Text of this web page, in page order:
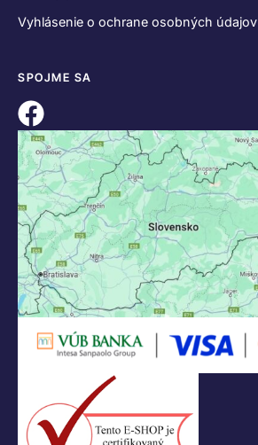
Vyhlásenie o ochrane osobných údajov
SPOJME SA